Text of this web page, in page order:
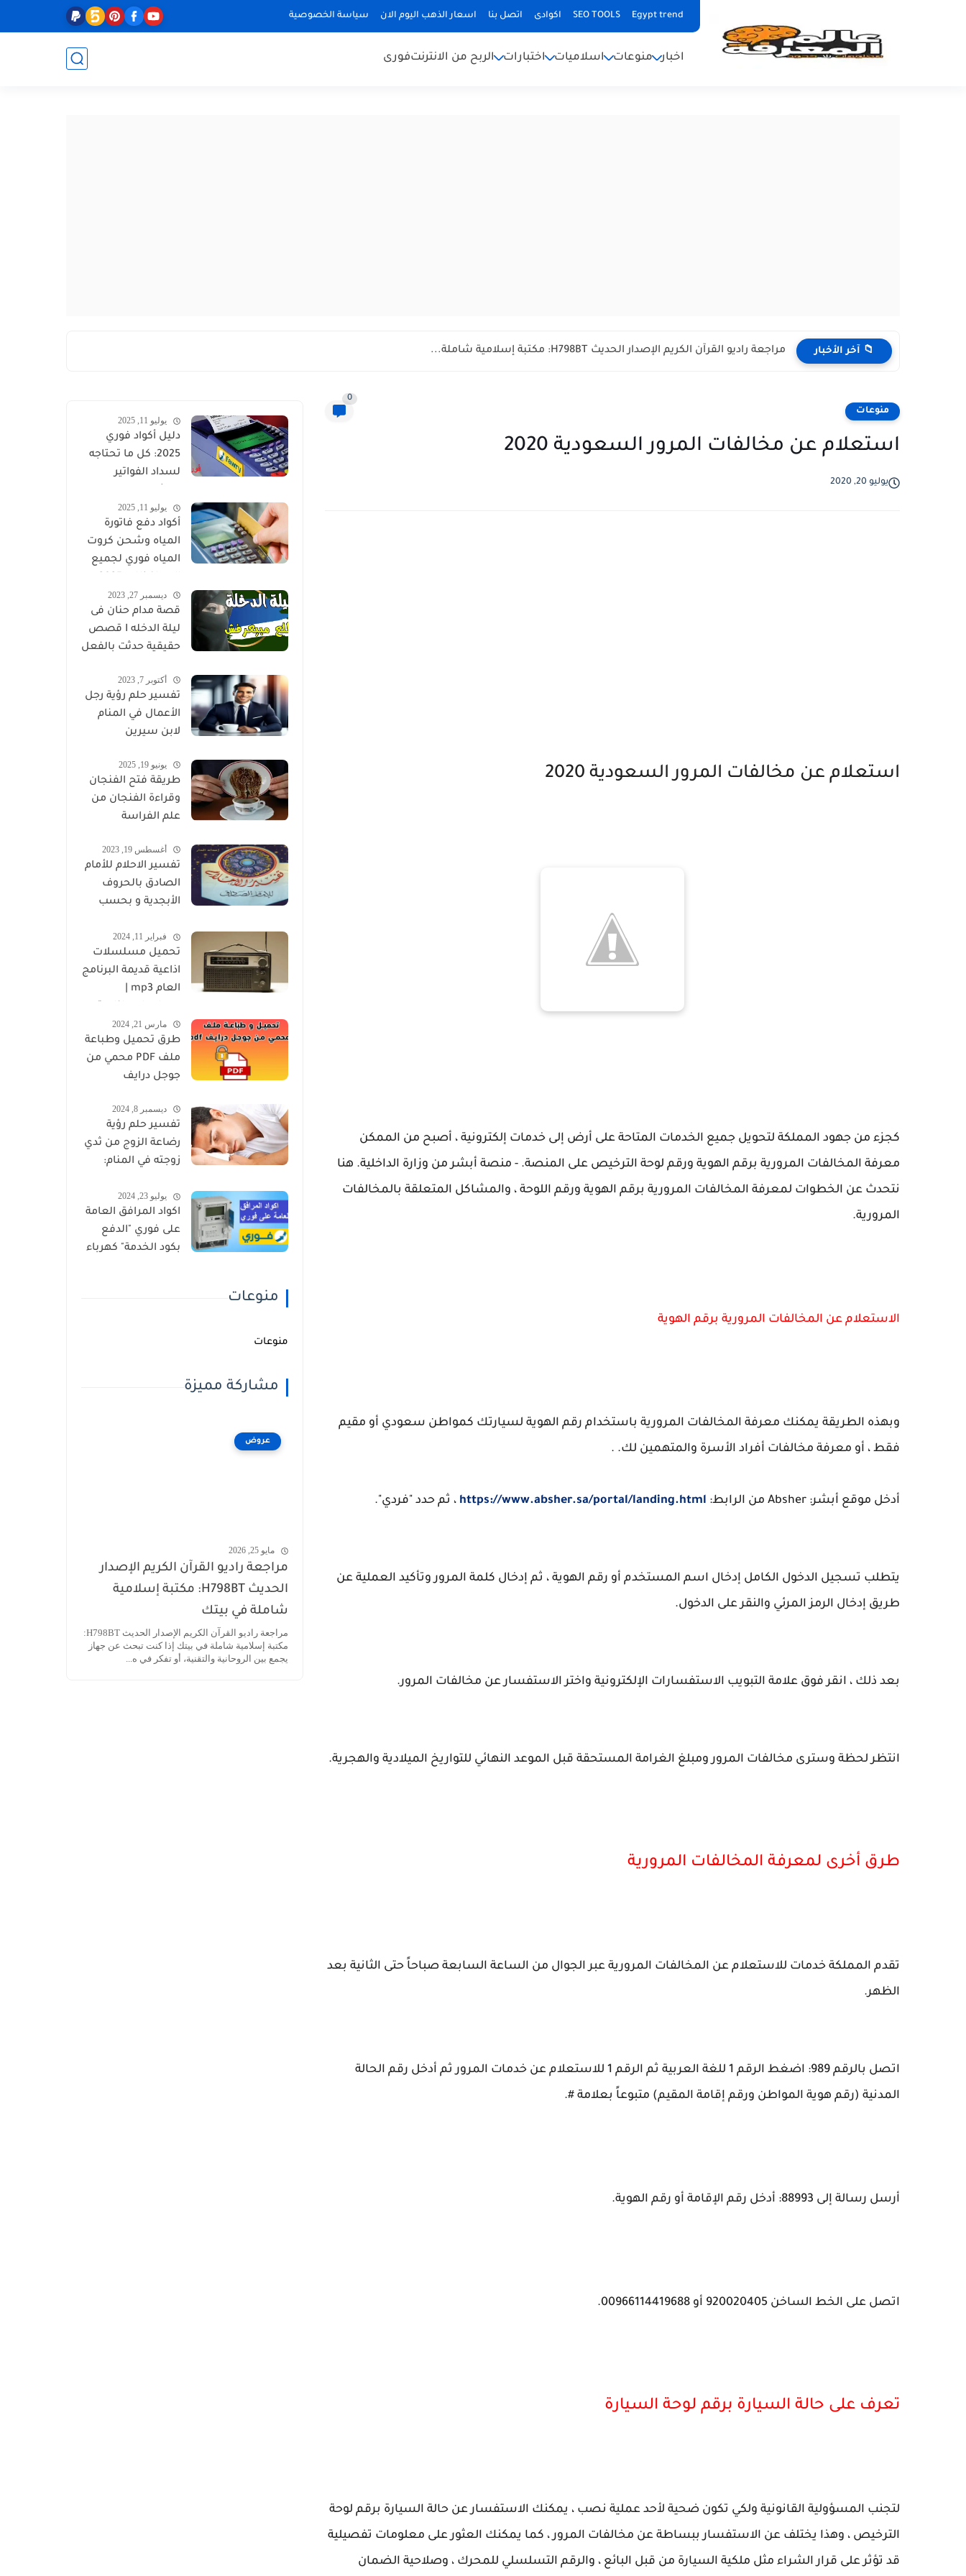
Egypt trend
SEO TOOLS اكوادى اتصل بنا اسعار الذهب اليوم الان سياسة الخصوصية
اخبار منوعات اسلاميات اختبارات الربح من الانترنتفورى
📁 آخر الأخبار مراجعة راديو القرآن الكريم الإصدار الحديث H798BT: مكتبة إسلامية شاملة...
منوعات
0
استعلام عن مخالفات المرور السعودية 2020
يوليو 20, 2020
استعلام عن مخالفات المرور السعودية 2020
كجزء من جهود المملكة لتحويل جميع الخدمات المتاحة على أرض إلى خدمات إلكترونية ، أصبح من الممكن
معرفة المخالفات المرورية برقم الهوية ورقم لوحة الترخيص على المنصة. - منصة أبشر من وزارة الداخلية. هنا
نتحدث عن الخطوات لمعرفة المخالفات المرورية برقم الهوية ورقم اللوحة ، والمشاكل المتعلقة بالمخالفات
المرورية.
الاستعلام عن المخالفات المرورية برقم الهوية
وبهذه الطريقة يمكنك معرفة المخالفات المرورية باستخدام رقم الهوية لسيارتك كمواطن سعودي أو مقيم
فقط ، أو معرفة مخالفات أفراد الأسرة والمتهمين لك. .
أدخل موقع أبشر: Absher من الرابط: https://www.absher.sa/portal/landing.html ، ثم حدد "فردي".
يتطلب تسجيل الدخول الكامل إدخال اسم المستخدم أو رقم الهوية ، ثم إدخال كلمة المرور وتأكيد العملية عن
طريق إدخال الرمز المرئي والنقر على الدخول.
بعد ذلك ، انقر فوق علامة التبويب الاستفسارات الإلكترونية واختر الاستفسار عن مخالفات المرور.
انتظر لحظة وسترى مخالفات المرور ومبلغ الغرامة المستحقة قبل الموعد النهائي للتواريخ الميلادية والهجرية.
طرق أخرى لمعرفة المخالفات المرورية
تقدم المملكة خدمات للاستعلام عن المخالفات المرورية عبر الجوال من الساعة السابعة صباحاً حتى الثانية بعد
الظهر.
اتصل بالرقم 989: اضغط الرقم 1 للغة العربية ثم الرقم 1 للاستعلام عن خدمات المرور ثم أدخل رقم الحالة
المدنية (رقم هوية المواطن ورقم إقامة المقيم) متبوعاً بعلامة #.
أرسل رسالة إلى 88993: أدخل رقم الإقامة أو رقم الهوية.
اتصل على الخط الساخن 920020405 أو 00966114419688.
تعرف على حالة السيارة برقم لوحة السيارة
لتجنب المسؤولية القانونية ولكي تكون ضحية لأحد عملية نصب ، يمكنك الاستفسار عن حالة السيارة برقم لوحة
الترخيص ، وهذا يختلف عن الاستفسار ببساطة عن مخالفات المرور ، كما يمكنك العثور على معلومات تفصيلية
قد تؤثر على قرار الشراء مثل ملكية السيارة من قبل البائع ، والرقم التسلسلي للمحرك ، وصلاحية الضمان
يوليو 11, 2025
دليل أكواد فوري
2025: كل ما تحتاجه
لسداد الفواتير
في مصر
يوليو 11, 2025
أكواد دفع فاتورة
المياه وشحن كروت
المياه فوري لجميع
ديسمبر 27, 2023
قصة مدام حنان فى
ليلة الدخله I قصص
حقيقية حدثت بالفعل
أكتوبر 7, 2023
تفسير حلم رؤية رجل
الأعمال في المنام
لابن سيرين
يونيو 19, 2025
طريقة فتح الفنجان
وقراءة الفنجان من
علم الفراسة
أغسطس 19, 2023
تفسير الاحلام للأمام
الصادق بالحروف
الأبجدية و بحسب
فبراير 11, 2024
تحميل مسلسلات
اذاعية قديمة البرنامج
كاملة برابط واحد
مارس 21, 2024
طرق تحميل وطباعة
ملف PDF محمي من
جوجل درايف
ديسمبر 8, 2024
تفسير حلم رؤية
رضاعة الزوج من ثدي
زوجته في المنام:
والنفسية
يوليو 23, 2024
اكواد المرافق العامة
على فوري "الدفع
بكود الخدمة" كهرباء
منوعات
منوعات
مشاركة مميزة
عروض
مايو 25, 2026
مراجعة راديو القرآن الكريم الإصدار
الحديث H798BT: مكتبة إسلامية
شاملة في بيتك
مراجعة راديو القرآن الكريم الإصدار الحديث H798BT:
مكتبة إسلامية شاملة في بيتك إذا كنت تبحث عن جهاز
يجمع بين الروحانية والتقنية، أو تفكر في ه...